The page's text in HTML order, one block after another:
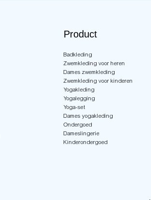
Product
Badkleding
Zwemkleding voor heren
Dames zwemkleding
Zwemkleding voor kinderen
Yogakleding
Yogalegging
Yoga-set
Dames yogakleding
Ondergoed
Dameslingerie
Kinderondergoed